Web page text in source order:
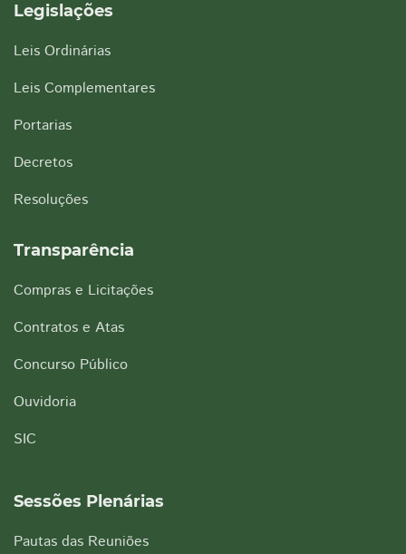
Legislações
Leis Ordinárias
Leis Complementares
Portarias
Decretos
Resoluções
Transparência
Compras e Licitações
Contratos e Atas
Concurso Público
Ouvidoria
SIC
Sessões Plenárias
Pautas das Reuniões